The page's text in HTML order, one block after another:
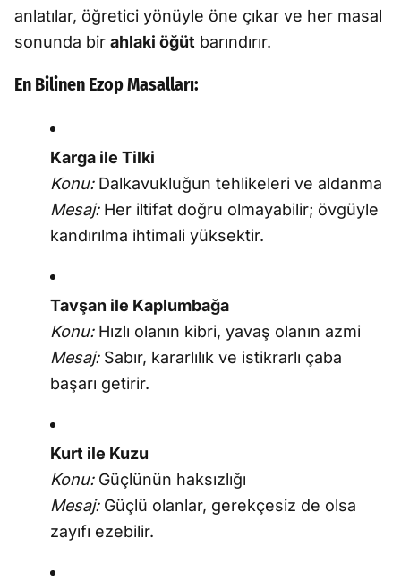
anlatılar, öğretici yönüyle öne çıkar ve her masal
sonunda bir ahlaki öğüt barındırır.
En Bilinen Ezop Masalları:
Karga ile Tilki
Konu:Dalkavukluğun tehlikeleri ve aldanma
Mesaj:Her iltifat doğru olmayabilir; övgüyle
kandırılma ihtimali yüksektir.
Tavşan ile Kaplumbağa
Konu:Hızlı olanın kibri, yavaş olanın azmi
Mesaj:Sabır, kararlılık ve istikrarlı çaba
başarı getirir.
Kurt ile Kuzu
Konu:Güçlünün haksızlığı
Mesaj:Güçlü olanlar, gerekçesiz de olsa
zayıfı ezebilir.